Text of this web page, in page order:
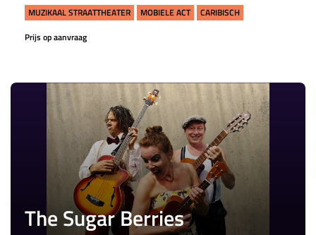
MUZIKAAL STRAATTHEATER
MOBIELE ACT
CARIBISCH
Prijs op aanvraag
The Sugar Berries